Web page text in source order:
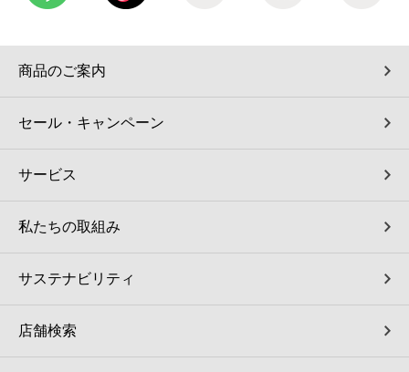
商品のご案内
セール・キャンペーン
サービス
私たちの取組み
サステナビリティ
店舗検索